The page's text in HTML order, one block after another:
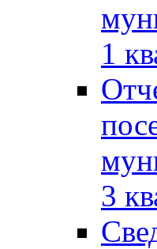
1
3